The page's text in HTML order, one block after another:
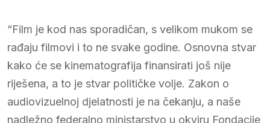
“Film je kod nas sporadičan, s velikom mukom se
rađaju filmovi i to ne svake godine. Osnovna stvar
kako će se kinematografija finansirati još nije
riješena, a to je stvar političke volje. Zakon o
audiovizuelnoj djelatnosti je na čekanju, a naše
nadležno federalno ministarstvo u okviru Fondacije